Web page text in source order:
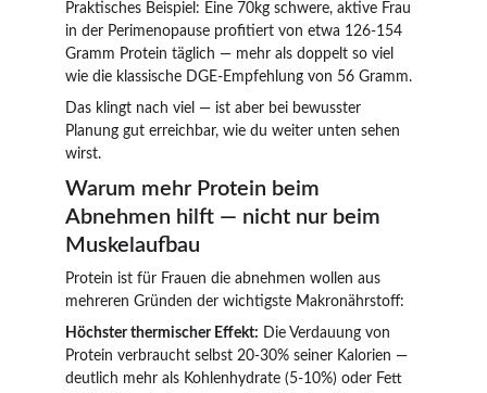
Praktisches Beispiel: Eine 70kg schwere, aktive Frau
in der Perimenopause profitiert von etwa 126-154
Gramm Protein täglich — mehr als doppelt so viel
wie die klassische DGE-Empfehlung von 56 Gramm.
Das klingt nach viel — ist aber bei bewusster
Planung gut erreichbar, wie du weiter unten sehen
wirst.
Warum mehr Protein beim
Abnehmen hilft — nicht nur beim
Muskelaufbau
Protein ist für Frauen die abnehmen wollen aus
mehreren Gründen der wichtigste Makronährstoff:
Höchster thermischer Effekt: Die Verdauung von
Protein verbraucht selbst 20-30% seiner Kalorien —
deutlich mehr als Kohlenhydrate (5-10%) oder Fett